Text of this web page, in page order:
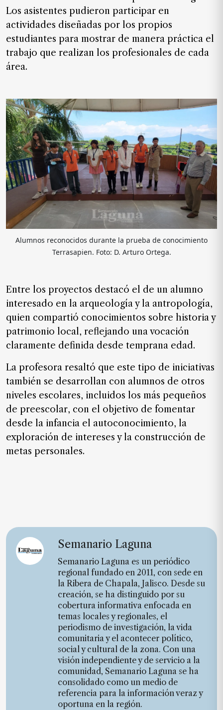
Los asistentes pudieron participar en
actividades diseñadas por los propios
estudiantes para mostrar de manera práctica el
trabajo que realizan los profesionales de cada
área.
Alumnos reconocidos durante la prueba de conocimiento
Terrasapien. Foto: D. Arturo Ortega.
Entre los proyectos destacó el de un alumno
interesado en la arqueología y la antropología,
quien compartió conocimientos sobre historia y
patrimonio local, reflejando una vocación
claramente definida desde temprana edad.
La profesora resaltó que este tipo de iniciativas
también se desarrollan con alumnos de otros
niveles escolares, incluidos los más pequeños
de preescolar, con el objetivo de fomentar
desde la infancia el autoconocimiento, la
exploración de intereses y la construcción de
metas personales.
Semanario Laguna
Semanario Laguna es un periódico
regional fundado en 2011, con sede en
la Ribera de Chapala, Jalisco. Desde su
creación, se ha distinguido por su
cobertura informativa enfocada en
temas locales y regionales, el
periodismo de investigación, la vida
comunitaria y el acontecer político,
social y cultural de la zona. Con una
visión independiente y de servicio a la
comunidad, Semanario Laguna se ha
consolidado como un medio de
referencia para la información veraz y
oportuna en la región.